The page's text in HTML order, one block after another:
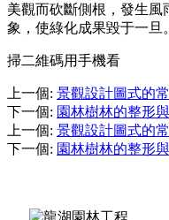
美觀而砍斷側根，發生風
象，使綠化成果毀于一旦。
掃二維碼用手機看
上一個: 景觀設計圖式的
下一個: 園林樹林的整形
上一個: 景觀設計圖式的
下一個: 園林樹林的整形